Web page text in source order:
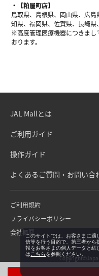
【粕屋町店】
鳥取県、島根県、岡山県、広
知県、福岡県、佐賀県、長崎
※高度管理医療機器につきまし
おります。
JAL Mallとは
ご利用ガイド
操作ガイド
よくあるご質問・お問い合
ご利用規約
プライバシーポリシー
会社概要このサイトでは、お客さまに
信等を行う目的で、第三者から
報をお客さまの個人データと結
は こちらを参照ください。